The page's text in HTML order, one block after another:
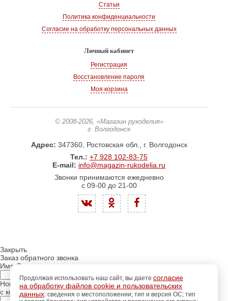
Статьи
Политика конфиденциальности
Согласие на обработку персональных данных
Личный кабинет
Регистрация
Восстановление пароля
Моя корзина
© 2008-2026, «Магазин рукоделия»
г. Волгодонск
Адрес: 347360, Ростовская обл., г. Волгодонск
Тел.: +7 928 102-83-75
E-mail: info@magazin-rukodelia.ru
Звонки принимаются ежедневно
с 09-00 до 21-00
Продолжая использовать наш сайт, вы даете согласие
на обработку файлов cookie и пользовательских
данных: сведения о местоположении; тип и версия ОС; тип
Закрыть
Заказ обратного звонка
Имя Отчество:
Номер телефона:
с кодом города